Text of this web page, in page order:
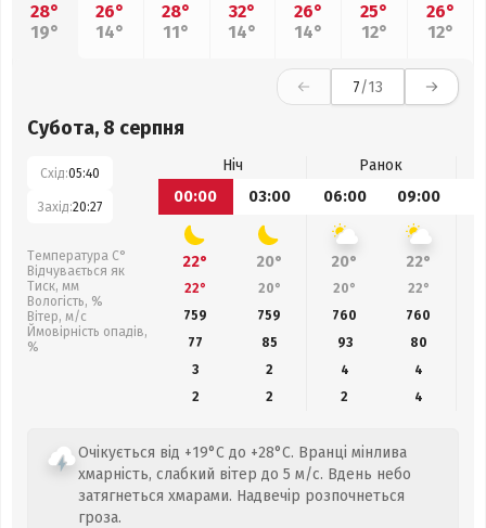
28°
19°
26°
14°
28°
11°
32°
14°
26°
14°
25°
12°
26°
12°
7/13
Субота, 8 серпня
Схід:05:40
Захід:20:27
Температура С°
Відчувається як
Тиск, мм
Вологість, %
Вітер, м/с
Ймовірність опадів,
%
Ніч
Ранок
00:00
03:00 06:00 09:00
22° 20° 20° 22°
22° 20° 20° 22°
759
759 760 760
77
85 93 80
3
2 4
4
2
2 2 4
Очікується від +19°C до +28°C. Вранці мінлива
хмарність, слабкий вітер до 5 м/с. Вдень небо
затягнеться хмарами. Надвечір розпочнеться
гроза.